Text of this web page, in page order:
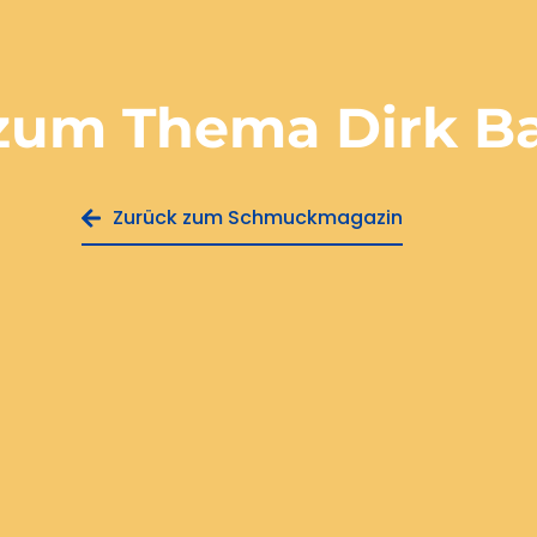
Thema Dirk
Zurück zum Schmuckmagazin